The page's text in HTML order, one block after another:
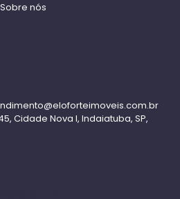
Sobre nós
, Cidade Nova I, Indaiatuba, SP,